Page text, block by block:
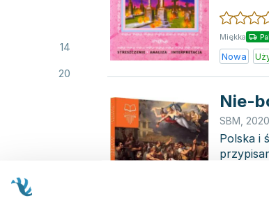
14
20
wgląd w
Miękka
Nowa
Nie-
SBM 2020
Polska i